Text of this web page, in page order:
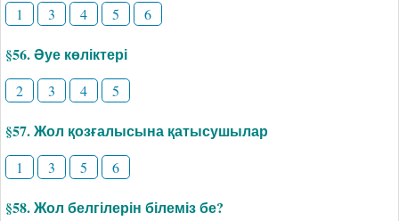
1 3 4 5 6
§56. Әуе көліктері
2 3 4 5
§57. Жол қозғалысына қатысушылар
1 3 5 6
§58. Жол белгілерін білеміз бе?